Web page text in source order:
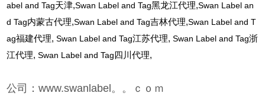
abel and Tag天津,Swan Label and Tag黑龙江代理,Swan Label an
d Tag内蒙古代理,Swan Label and Tag吉林代理,Swan Label and T
ag福建代理,Swan Label and Tag江苏代理,Swan Label and Tag浙
江代理,Swan Label and Tag 四川代理,
公司：www.swanlabel。。ｃｏｍ